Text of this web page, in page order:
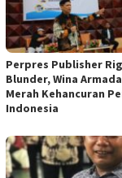
Perpres Publisher
Blunder, Wina
Merah Kehancuran
Indonesia